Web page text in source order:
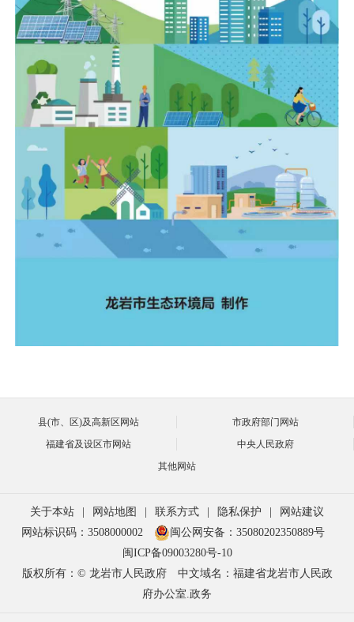
县(市、区)及高新区网站
市政府部门网站
福建省及设区市网站
中央人民政府
其他网站
关于本站 | 网站地图 | 联系方式 | 隐私保护 |
网站建议
网站标识码：3508000002
闽公网安备：35080202350889号
闽ICP备09003280号-10
版权所有：© 龙岩市人民政府
中文域名：福建省龙岩市人民政
府办公室.政务